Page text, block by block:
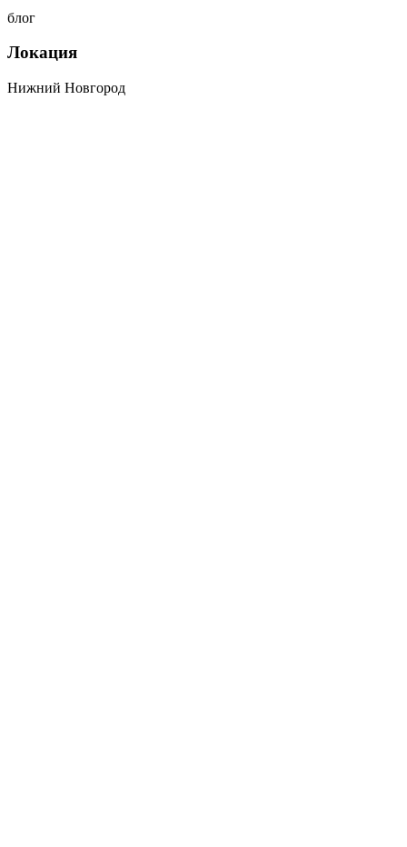
блог
Локация
Нижний Новгород